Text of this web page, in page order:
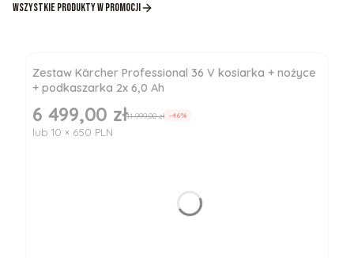
Wszystkie produkty w promocji
Zestaw Kärcher Professional 36 V kosiarka + nożyce
+ podkaszarka 2x 6,0 Ah
Cena promocyjna
6 499,00 zł11 999,00 zł -46%
lub 10 × 650 PLN